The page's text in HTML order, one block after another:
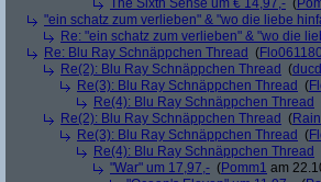
The Sixth Sense um € 14,97,- (
"ein schatz zum verlieben" & "wo die liebe
Re: "ein schatz zum verlieben" & "wo die
Re: Blu Ray Schnäppchen Thread (Flo061180
Re(2): Blu Ray Schnäppchen Thread (
Re(3): Blu Ray Schnäppchen Thread (
Re(4): Blu Ray Schnäppchen Thread
Re(2): Blu Ray Schnäppchen Thread (Rain
Re(3): Blu Ray Schnäppchen Thread (
Re(4): Blu Ray Schnäppchen Thread
"War" um 17,97,- (Pomm1 am